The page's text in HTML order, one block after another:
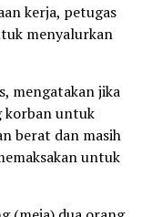
kerja, petugas
menyalurkan
mengatakan jika
korban untuk
berat dan masih
untuk